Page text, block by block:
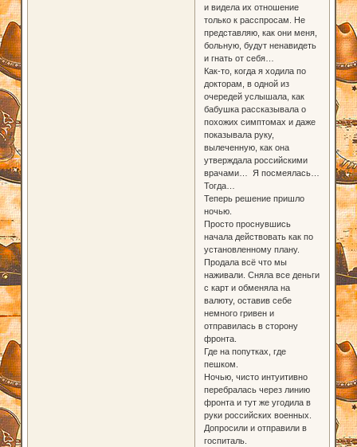
и видела их отношение
только к расспросам. Не
представляю, как они меня,
больную, будут ненавидеть
и гнать от себя…
Как-то, когда я ходила по
докторам, в одной из
очередей услышала, как
бабушка рассказывала о
похожих симптомах и даже
показывала руку,
вылеченную, как она
утверждала российскими
врачами… Я посмеялась…
Тогда…
Теперь решение пришло
ночью.
Просто проснувшись
начала действовать как по
установленному плану.
Продала всё что мы
наживали. Сняла все деньги
с карт и обменяла на
валюту, оставив себе
немного гривен и
отправилась в сторону
фронта.
Где на попутках, где
пешком.
Ночью, чисто интуитивно
перебралась через линию
фронта и тут же угодила в
руки российских военных.
Допросили и отправили в
госпиталь.